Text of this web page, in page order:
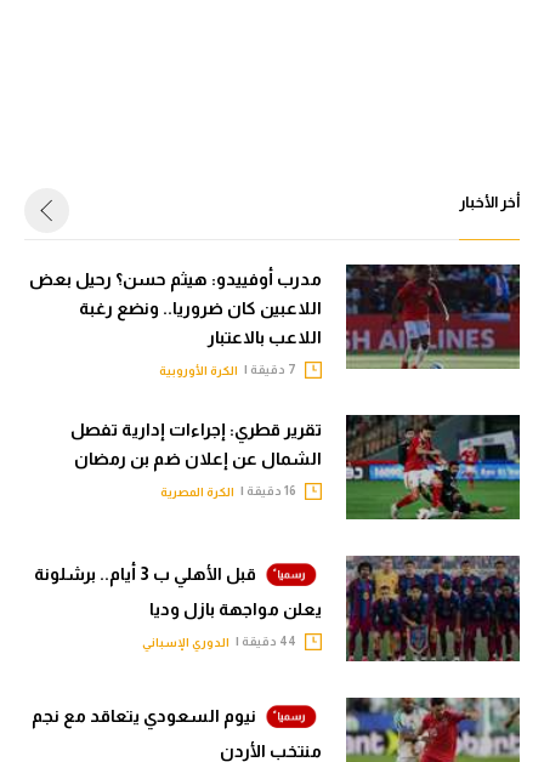
أخر الأخبار
مدرب أوفييدو: هيثم حسن؟ رحيل بعض
اللاعبين كان ضروريا.. ونضع رغبة
اللاعب بالاعتبار
الكرة الأوروبية
تقرير قطري: إجراءات إدارية تفصل
الشمال عن إعلان ضم بن رمضان
الكرة المصرية
قبل الأهلي ب 3 أيام.. برشلونة
يعلن مواجهة بازل وديا
الدوري الإسباني
نيوم السعودي يتعاقد مع نجم
منتخب الأردن